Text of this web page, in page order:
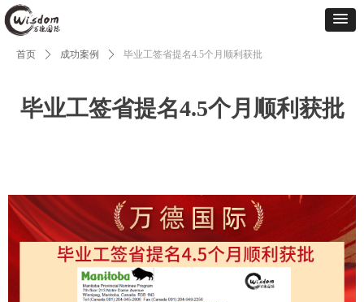
毕业工签省提名4.5个月顺利获批
首页 ꄲ 成功案例 ꄲ 毕业工签省提名4.5个月顺利获批